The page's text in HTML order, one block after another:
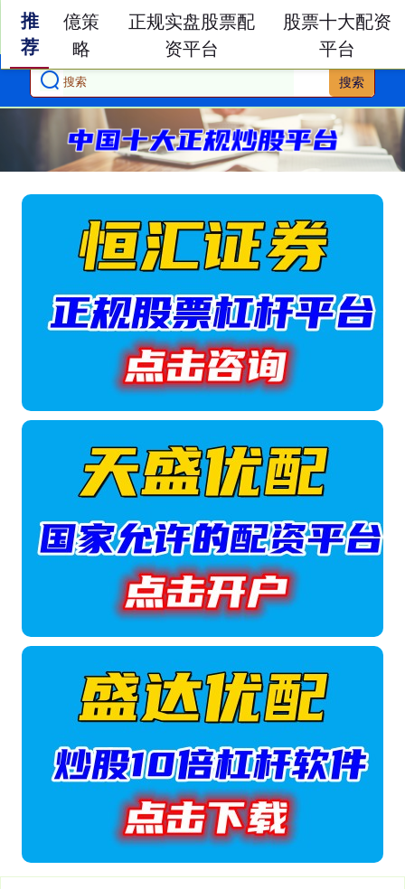
搜索
推
荐
億策
略
正规实盘股票配
资平台
股票十大配资
平台